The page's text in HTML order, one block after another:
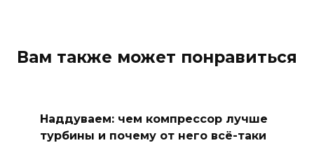
Вам также может понравиться
Наддуваем: чем компрессор лучше
турбины и почему от него всё-таки